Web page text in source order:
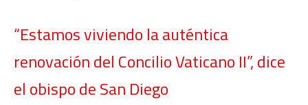
“Estamos viviendo la auténtica
renovación del Concilio Vaticano II”, dice
el obispo de San Diego